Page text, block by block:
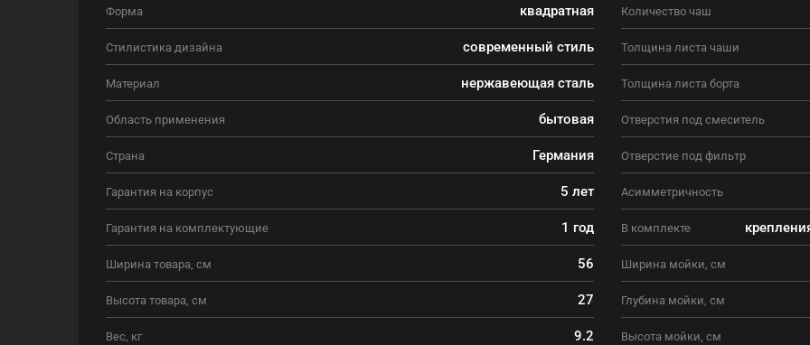
Форма квадратная
Стилистика дизайна современный стиль
Материал нержавеющая сталь
Область применения бытовая
Страна Германия
Гарантия на корпус 5 лет
Гарантия на комплектующие 1 год
Ширина товара, см 56
Высота товара, см 27
Вес, кг 9.2
Количество чаш
Толщина листа чаши
Толщина листа борта
Отверстия под смеситель
Отверстие под фильтр
Асимметричность
В комплекте
Ширина мойки, см
Глубина мойки, см
Высота мойки, см